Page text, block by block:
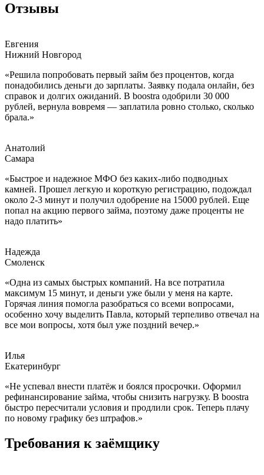
Отзывы
Евгения
Нижний Новгород
«Решила попробовать первый займ без процентов, когда
понадобились деньги до зарплаты. Заявку подала онлайн, без
справок и долгих ожиданий. В boostra одобрили 30 000
рублей, вернула вовремя — заплатила ровно столько, сколько
брала.»
Анатолий
Самара
«Быстрое и надежное МФО без каких-либо подводных
камней. Прошел легкую и короткую регистрацию, подождал
около 2-3 минут и получил одобрение на 15000 рублей. Еще
попал на акцию первого займа, поэтому даже проценты не
надо платить»
Надежда
Смоленск
«Одна из самых быстрых компаний. На все потратила
максимум 15 минут, и деньги уже были у меня на карте.
Горячая линия помогла разобраться со всеми вопросами,
особенно хочу выделить Павла, который терпеливо отвечал на
все мои вопросы, хотя был уже поздний вечер.»
Илья
Екатеринбург
«Не успевал внести платёж и боялся просрочки. Оформил
рефинансирование займа, чтобы снизить нагрузку. В boostra
быстро пересчитали условия и продлили срок. Теперь плачу
по новому графику без штрафов.»
Требования к заёмщику